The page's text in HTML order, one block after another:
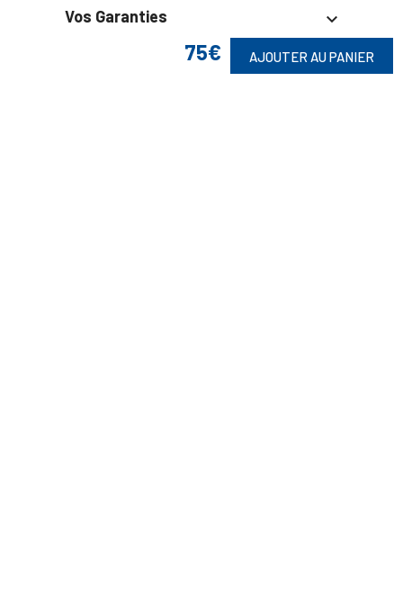
75€ AJOUTER AU PANIER
Vos Garanties 
